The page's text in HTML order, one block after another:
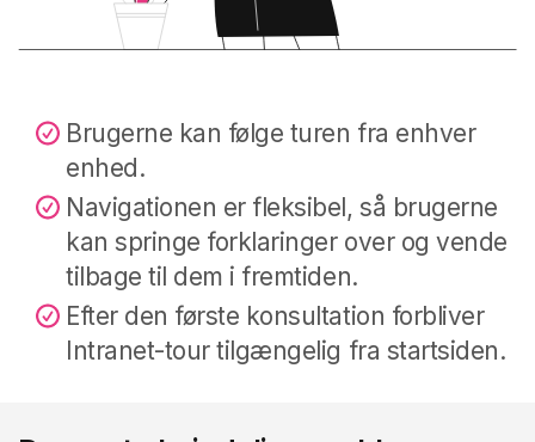
Brugerne kan følge turen fra enhver
enhed.
Navigationen er fleksibel, så brugerne
kan springe forklaringer over og vende
tilbage til dem i fremtiden.
Efter den første konsultation forbliver
Intranet-tour tilgængelig fra startsiden.